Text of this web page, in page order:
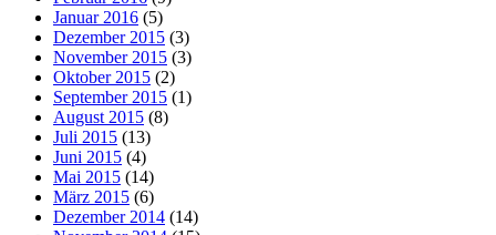
Januar 2016 (5)
Dezember 2015 (3)
November 2015 (3)
Oktober 2015 (2)
September 2015 (1)
August 2015 (8)
Juli 2015 (13)
Juni 2015 (4)
Mai 2015 (14)
März 2015 (6)
Dezember 2014 (14)